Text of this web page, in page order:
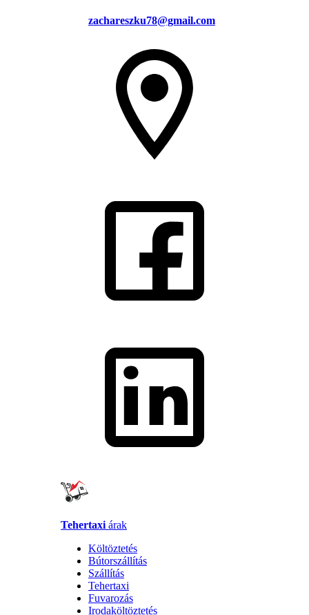
zachareszku78@gmail.com
Tehertaxi árak
Költöztetés
Bútorszállítás
Szállítás
Tehertaxi
Fuvarozás
Irodaköltöztetés